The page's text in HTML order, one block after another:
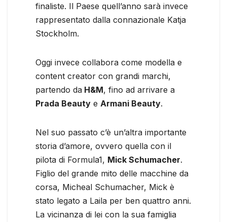
finaliste. Il Paese quell’anno sarà invece
rappresentato dalla connazionale Katja
Stockholm.
Oggi invece collabora come modella e
content creator con grandi marchi,
partendo da H&M, fino ad arrivare a
Prada Beauty e Armani Beauty.
Nel suo passato c’è un’altra importante
storia d’amore, ovvero quella con il
pilota di Formula1, Mick Schumacher.
Figlio del grande mito delle macchine da
corsa, Micheal Schumacher, Mick è
stato legato a Laila per ben quattro anni.
La vicinanza di lei con la sua famiglia